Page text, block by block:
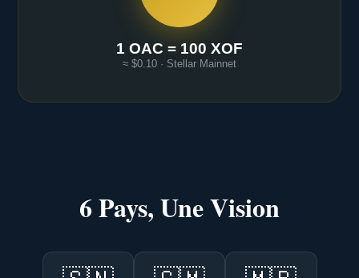
1 OAC = 100 XOF
≈ $0.10 · Stellar Mainnet
6 Pays, Une Vision